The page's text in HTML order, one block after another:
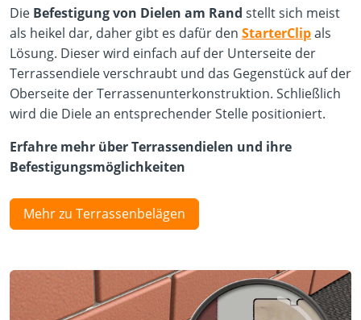
Die Befestigung von Dielen am Rand stellt sich meist
als heikel dar, daher gibt es dafür den StarterClipals
Lösung. Dieser wird einfach auf der Unterseite der
Terrassendiele verschraubt und das Gegenstück auf der
Oberseite der Terrassenunterkonstruktion. Schließlich
wird die Diele an entsprechender Stelle positioniert.
Erfahre mehr über Terrassendielen und ihre
Befestigungsmöglichkeiten
Mehr zu Terrassenbelägen